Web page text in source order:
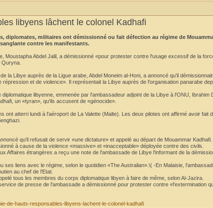
libyens lâchent le colonel Kadhafi
diplomates, militaires ont démissionné ou fait défection au régime de
contre les manifestants.
Moustapha Abdel Jalil, a démissionné «pour protester contre l'usage excessif de la
la Libye auprès de la Ligue arabe, Abdel Moneim al-Honi, a annoncé qu'il
et de violence». Il représentait la Libye auprès de l'organisation panarabe
libyenne, emmenée par l'ambassadeur adjoint de la Libye à l'ONU, Ibrahim
un «tyran», qu'ils accusent de «génocide».
ont atterri lundi à l'aéroport de La Valette (Malte). Les deux pilotes ont affirmé avoir fait
qu'il refusait de servir «une dictature» et appelé au départ de Mouammar Kadhafi.
à cause de la violence «massive» et «inacceptable» déployée contre des civils.
Affaires étrangères a reçu une note de l'ambassade de Libye l'informant de la
ses liens avec le régime, selon le quotidien «The Australian».\( -En Malaisie,
au chef de l'Etat.
tous les membres du corps diplomatique libyen à faire de même, selon Al-Jazira.
de presse de l'ambassade a démissionné pour protester contre «l'extermination
de-hauts-responsables-libyens-lachent-le-colonel-kadhafi